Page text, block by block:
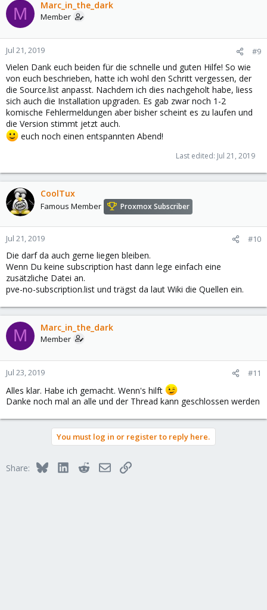
c
t
o
n
s
:
M Marc_in_the_dark
Member
Jul 21, 2019 #9
Vielen Dank euch beiden für die schnelle und guten Hilfe! So wie
von euch beschrieben, hatte ich wohl den Schritt vergessen, der
die Source.list anpasst. Nachdem ich dies nachgeholt habe, liess
sich auch die Installation upgraden. Es gab zwar noch 1-2
komische Fehlermeldungen aber bisher scheint es zu laufen und
die Version stimmt jetzt auch.
euch noch einen entspannten Abend!
Last edited: Jul 21, 2019
CoolTux
Famous Member Proxmox Subscriber
Jul 21, 2019 #10
Die darf da auch gerne liegen bleiben.
Wenn Du keine subscription hast dann lege einfach eine
zusätzliche Datei an.
pve-no-subscription.list und trägst da laut Wiki die Quellen ein.
M Marc_in_the_dark
Member
Jul 23, 2019 #11
Alles klar. Habe ich gemacht. Wenn's hilft
Danke noch mal an alle und der Thread kann geschlossen werden
You must log in or register to reply here.
Share: BlueskyLinkedInRedditEmailLink